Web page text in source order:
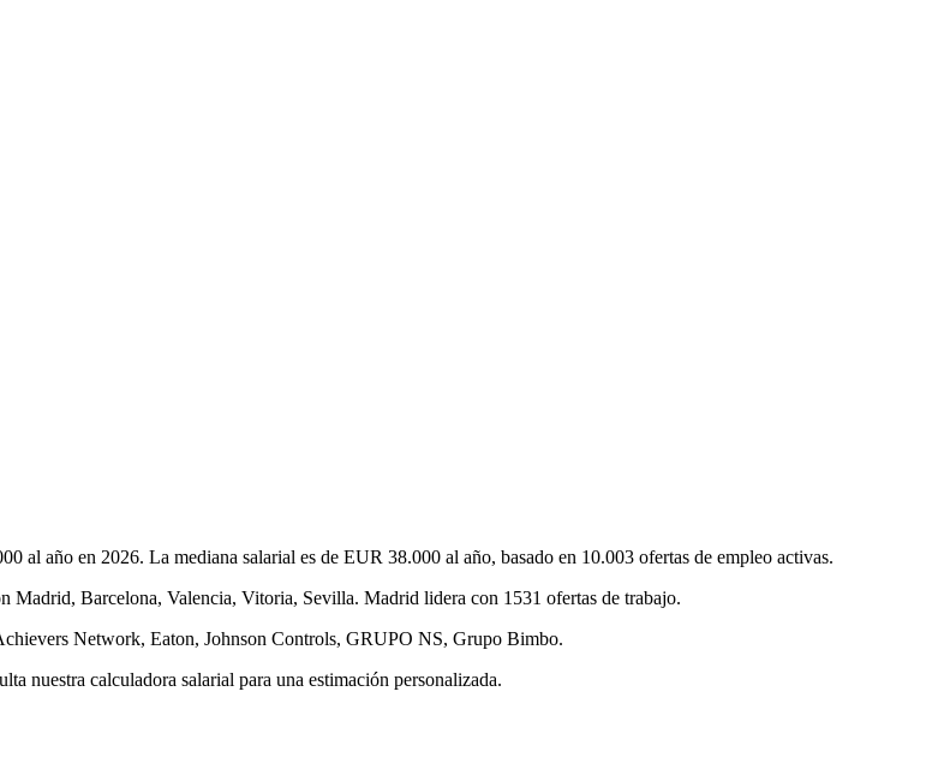
al año en 2026. La mediana salarial es de EUR 38.000 al año, basado en 10.003 ofertas de empleo activas.
Madrid, Barcelona, Valencia, Vitoria, Sevilla. Madrid lidera con 1531 ofertas de trabajo.
Network, Eaton, Johnson Controls, GRUPO NS, Grupo Bimbo.
nuestra calculadora salarial para una estimación personalizada.